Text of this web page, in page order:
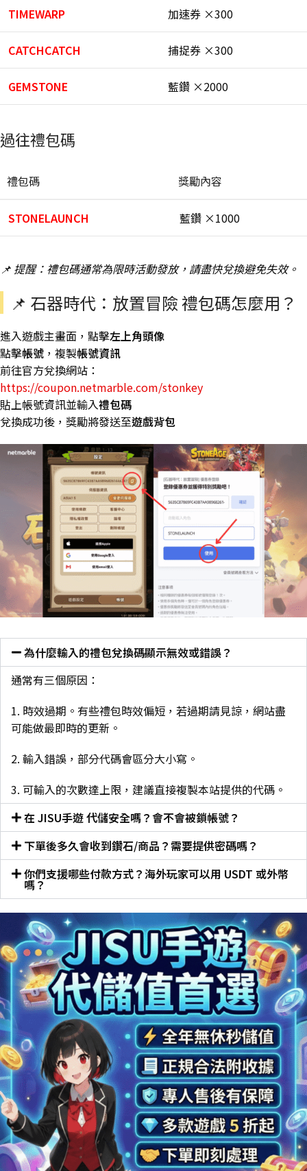
TIMEWARP 加速券 ×300
CATCHCATCH 捕捉券 ×300
GEMSTONE 藍鑽 ×2000
過往禮包碼
禮包碼 獎勵內容
STONELAUNCH 藍鑽 ×1000
📌 提醒：禮包碼通常為限時活動發放，請盡快兌換避免失效。
📌 石器時代：放置冒險 禮包碼怎麼用？
進入遊戲主畫面，點擊左上角頭像
點擊帳號 ，複製帳號資訊
前往官方兌換網站：
https://coupon.netmarble.com/stonkey
貼上帳號資訊並輸入禮包碼
兌換成功後，獎勵將發送至遊戲背包
為什麼輸入的禮包兌換碼顯示無效或錯誤？
通常有三個原因：
1. 時效過期。有些禮包時效偏短，若過期請見諒，網站盡
可能做最即時的更新。
2. 輸入錯誤，部分代碼會區分大小寫。
3. 可輸入的次數達上限，建議直接複製本站提供的代碼。
在 JISU手遊 代儲安全嗎？會不會被鎖帳號？
下單後多久會收到鑽石/商品？需要提供密碼嗎？
你們支援哪些付款方式？海外玩家可以用 USDT 或外幣
嗎？